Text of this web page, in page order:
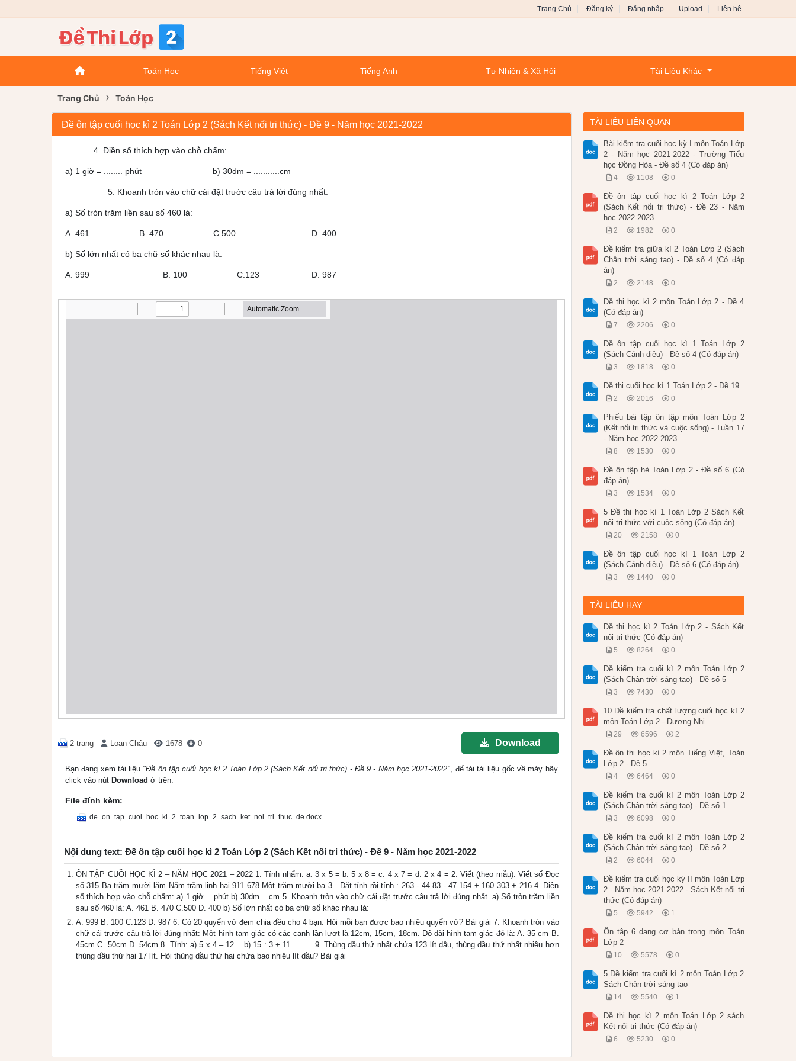
Trang Chủ Đăng ký Đăng nhập Upload Liên hệ
Toán Học Tiếng Việt Tiếng Anh Tự Nhiên & Xã Hội Tài Liệu Khác
Trang Chủ › Toán Học
Đề ôn tập cuối học kì 2 Toán Lớp 2 (Sách Kết nối tri thức) - Đề 9 - Năm học 2021-2022
4. Điền số thích hợp vào chỗ chấm:
a) 1 giờ = ........ phút b) 30dm = ...........cm
5. Khoanh tròn vào chữ cái đặt trước câu trả lời đúng nhất.
a) Số tròn trăm liền sau số 460 là:
A. 461 B. 470 C.500 D. 400
b) Số lớn nhất có ba chữ số khác nhau là:
A. 999 B. 100 C.123 D. 987
2 trang Loan Châu 1678 0 Download
Bạn đang xem tài liệu "Đề ôn tập cuối học kì 2 Toán Lớp 2 (Sách Kết nối tri thức) - Đề 9 - Năm học 2021-2022", để tải tài liệu gốc về máy hãy
click vào nút Download ở trên.
File đính kèm:
de_on_tap_cuoi_hoc_ki_2_toan_lop_2_sach_ket_noi_tri_thuc_de.docx
Nội dung text: Đề ôn tập cuối học kì 2 Toán Lớp 2 (Sách Kết nối tri thức) - Đề 9 - Năm học 2021-2022
ÔN TẬP CUỒI HỌC KÌ 2 – NĂM HỌC 2021 – 2022 1. Tính nhẩm: a. 3 x 5 = b. 5 x 8 = c. 4 x 7 = d. 2 x 4 = 2. Viết (theo mẫu): Viết số Đọc
số 315 Ba trăm mười lăm Năm trăm linh hai 911 678 Một trăm mười ba 3 . Đặt tính rồi tính : 263 - 44 83 - 47 154 + 160 303 + 216 4. Điền
số thích hợp vào chỗ chấm: a) 1 giờ = phút b) 30dm = cm 5. Khoanh tròn vào chữ cái đặt trước câu trả lời đúng nhất. a) Số tròn trăm liền
sau số 460 là: A. 461 B. 470 C.500 D. 400 b) Số lớn nhất có ba chữ số khác nhau là:
A. 999 B. 100 C.123 D. 987 6. Có 20 quyển vở đem chia đều cho 4 bạn. Hỏi mỗi bạn được bao nhiêu quyển vở? Bài giải 7. Khoanh tròn vào
chữ cái trước câu trả lời đúng nhất: Một hình tam giác có các cạnh lần lượt là 12cm, 15cm, 18cm. Độ dài hình tam giác đó là: A. 35 cm B.
45cm C. 50cm D. 54cm 8. Tính: a) 5 x 4 – 12 = b) 15 : 3 + 11 = = = 9. Thùng dầu thứ nhất chứa 123 lít dầu, thùng dầu thứ nhất nhiều hơn
thùng dầu thứ hai 17 lít. Hỏi thùng dầu thứ hai chứa bao nhiêu lít dầu? Bài giải
TÀI LIỆU LIÊN QUAN
Bài kiểm tra cuối học kỳ I môn Toán Lớp
2 - Năm học 2021-2022 - Trường Tiểu
học Đồng Hòa - Đề số 4 (Có đáp án)
4 1108 0
Đề ôn tập cuối học kì 2 Toán Lớp 2
(Sách Kết nối tri thức) - Đề 23 - Năm
học 2022-2023
2 1982 0
Đề kiểm tra giữa kì 2 Toán Lớp 2 (Sách
Chân trời sáng tạo) - Đề số 4 (Có đáp
án)
2 2148 0
Đề thi học kì 2 môn Toán Lớp 2 - Đề 4
(Có đáp án)
7 2206 0
Đề ôn tập cuối học kì 1 Toán Lớp 2
(Sách Cánh diều) - Đề số 4 (Có đáp án)
3 1818 0
Đề thi cuối học kì 1 Toán Lớp 2 - Đề 19
2 2016 0
Phiếu bài tập ôn tập môn Toán Lớp 2
(Kết nối tri thức và cuộc sống) - Tuần 17
- Năm học 2022-2023
8 1530 0
Đề ôn tập hè Toán Lớp 2 - Đề số 6 (Có
đáp án)
3 1534 0
5 Đề thi học kì 1 Toán Lớp 2 Sách Kết
nối tri thức với cuộc sống (Có đáp án)
20 2158 0
Đề ôn tập cuối học kì 1 Toán Lớp 2
(Sách Cánh diều) - Đề số 6 (Có đáp án)
3 1440 0
TÀI LIỆU HAY
Đề thi học kì 2 Toán Lớp 2 - Sách Kết
nối tri thức (Có đáp án)
5 8264 0
Đề kiểm tra cuối kì 2 môn Toán Lớp 2
(Sách Chân trời sáng tạo) - Đề số 5
3 7430 0
10 Đề kiểm tra chất lượng cuối học kì 2
môn Toán Lớp 2 - Dương Nhi
29 6596 2
Đề ôn thi học kì 2 môn Tiếng Việt, Toán
Lớp 2 - Đề 5
4 6464 0
Đề kiểm tra cuối kì 2 môn Toán Lớp 2
(Sách Chân trời sáng tạo) - Đề số 1
3 6098 0
Đề kiểm tra cuối kì 2 môn Toán Lớp 2
(Sách Chân trời sáng tạo) - Đề số 2
2 6044 0
Đề kiểm tra cuối học kỳ II môn Toán Lớp
2 - Năm học 2021-2022 - Sách Kết nối tri
thức (Có đáp án)
5 5942 1
Ôn tập 6 dạng cơ bản trong môn Toán
Lớp 2
10 5578 0
5 Đề kiểm tra cuối kì 2 môn Toán Lớp 2
Sách Chân trời sáng tạo
14 5540 1
Đề thi học kì 2 môn Toán Lớp 2 sách
Kết nối tri thức (Có đáp án)
6 5230 0